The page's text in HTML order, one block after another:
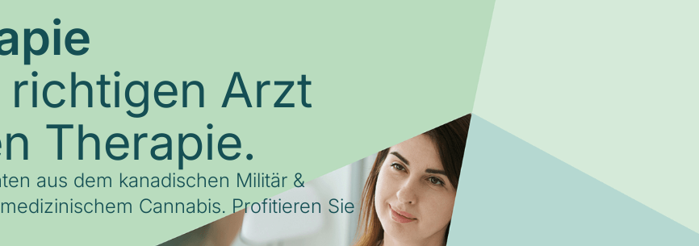
Arzt
Therapie.
aus dem kanadischen Militär &
Cannabis. Profitieren Sie